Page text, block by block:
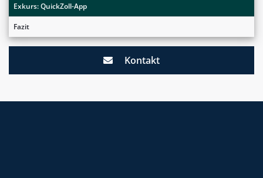
Exkurs: QuickZoll-App
Fazit
Kontakt